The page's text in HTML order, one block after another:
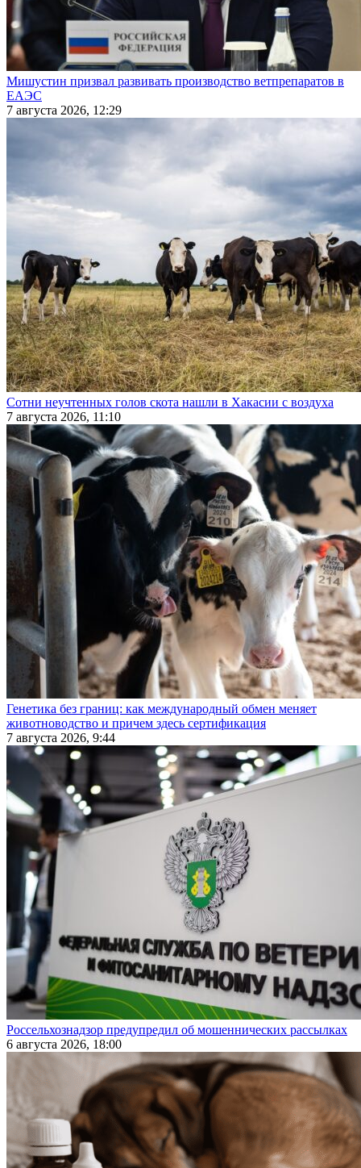
Мишустин призвал развивать производство ветпрепаратов в
ЕАЭС
7 августа 2026, 12:29
Сотни неучтенных голов скота нашли в Хакасии с воздуха
7 августа 2026, 11:10
Генетика без границ: как международный обмен меняет
животноводство и причем здесь сертификация
7 августа 2026, 9:44
Россельхознадзор предупредил об мошеннических рассылках
6 августа 2026, 18:00